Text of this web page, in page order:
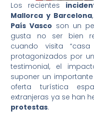
Los recientes
Mallorca y Barcelona
País Vasco son un
gusta no ser bien
cuando visita
protagonizados por
testimonial, el
suponer un
oferta turística
extranjeras ya se han
protestas.